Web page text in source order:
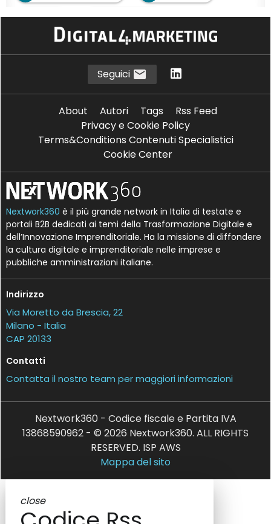
D
DNArt T Tracciabilità
Seguici
About Autori Tags
Rss Feed
Privacy e Cookie Policy
Terms&Conditions Contenuti Specialistici
Cookie Center
Nextwork360 è il più grande network in Italia di testate e
portali B2B dedicati ai temi della Trasformazione Digitale e
dell’Innovazione Imprenditoriale. Ha la missione di diffondere
la cultura digitale e imprenditoriale nelle imprese e
pubbliche amministrazioni italiane.
Indirizzo
Via Moretto da Brescia, 22
Milano - Italia
CAP 20133
Contatti
Contatta il nostro team per maggiori informazioni
Nextwork360 - Codice fiscale e Partita IVA
13868590962 - © 2026 Nextwork360. ALL RIGHTS
RESERVED. ISP AWS
Mappa del sito
close